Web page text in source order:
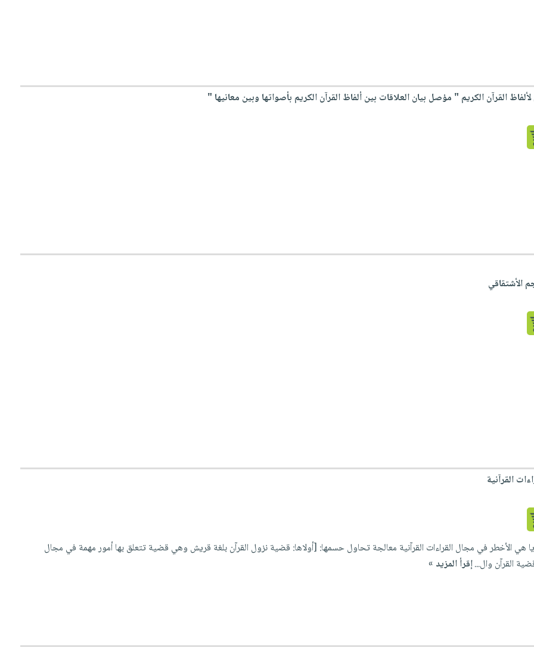
القرآن الكريم " مؤصل بيان العلاقات بين ألفاظ القرآن الكريم بأصواتها وبين معانيها "
الأشتقاقي
القرآنية
هي الأخطر في مجال القراءات القرآنية معالجة تحاول حسمها: [أولاها: قضية نزول القرآن بلغة قريش وهي قضية تتعلق بها أمور مهمة في مجال
قضية القرآن وال...إقرأ المزيد »